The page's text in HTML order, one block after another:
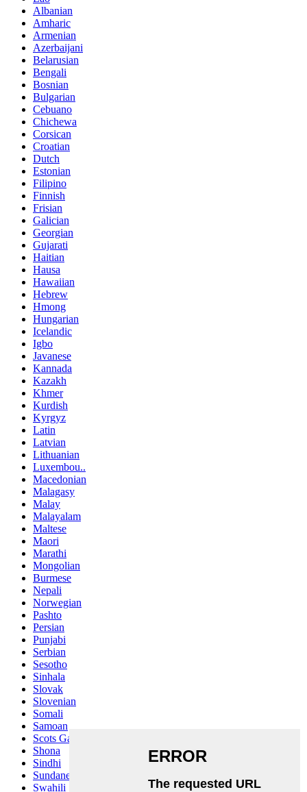
Albanian
Amharic
Armenian
Azerbaijani
Belarusian
Bengali
Bosnian
Bulgarian
Cebuano
Chichewa
Corsican
Croatian
Dutch
Estonian
Filipino
Finnish
Frisian
Galician
Georgian
Gujarati
Haitian
Hausa
Hawaiian
Hebrew
Hmong
Hungarian
Icelandic
Igbo
Javanese
Kannada
Kazakh
Khmer
Kurdish
Kyrgyz
Latin
Latvian
Lithuanian
Luxembou..
Macedonian
Malagasy
Malay
Malayalam
Maltese
Maori
Marathi
Mongolian
Burmese
Nepali
Norwegian
Pashto
Persian
Punjabi
Serbian
Sesotho
Sinhala
Slovak
Slovenian
Somali
Samoan
Scots Gaelic
Shona
Sindhi
Sundanese
Swahili